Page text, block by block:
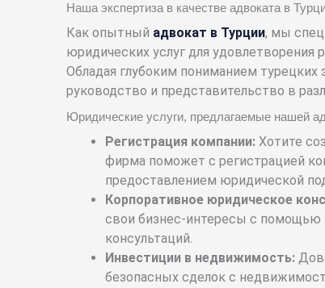
Наша экспертиза в качестве адвоката в
Как опытный адвокат в Турции, мы
юридических услуг для удовлетворения
Обладая глубоким пониманием
руководство и представительство в
Юридические услуги, предлагаемые нашей
Регистрация компании: Хотите
фирма поможет с регистрацией
предоставлением юридической
Корпоративное юридическое
свои бизнес-интересы с
консультаций.
Инвестиции в недвижимость:
безопасных сделок с